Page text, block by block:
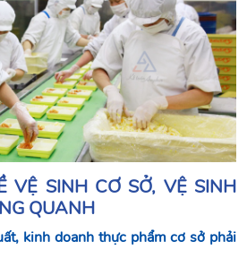
VỆ SINH CƠ SỞ, VỆ SINH
QUANH
kinh doanh thực phẩm cơ sở phải